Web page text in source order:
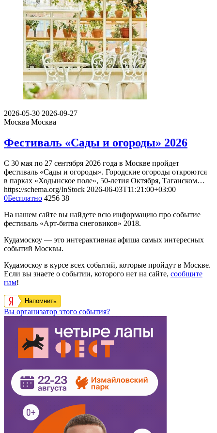
2026-05-30 2026-09-27
Москва Москва
Фестиваль «Сады и огороды» 2026
С 30 мая по 27 сентября 2026 года в Москве пройдет
фестиваль «Сады и огороды». Городские огороды откроются
в парках «Ходынское поле», 50-летия Октября, Таганском…
https://schema.org/InStock 2026-06-03T11:21:00+03:00
0Бесплатно 4256 38
На нашем сайте вы найдете всю информацию про событие
фестиваль «Арт-битва снеговиков» 2018.
Кудамоскоу — это интерактивная афиша самых интересных
событий Москвы.
Кудамоскоу в курсе всех событий, которые пройдут в Москве.
Если вы знаете о событии, которого нет на сайте, сообщите
нам!
Напомнить
Вы организатор этого события?